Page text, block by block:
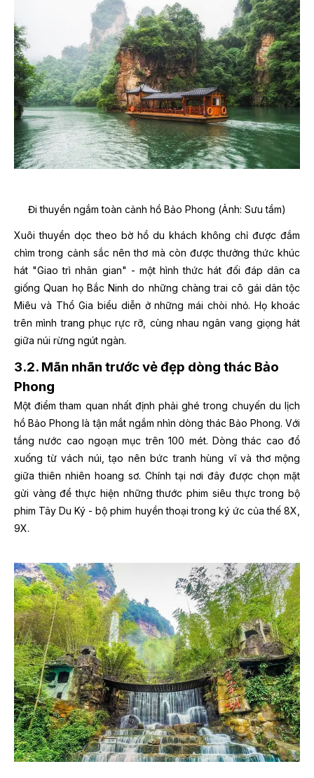
Đi thuyền ngắm toàn cảnh hồ Bảo Phong (Ảnh: Sưu tầm)
Xuôi thuyền dọc theo bờ hồ du khách không chỉ được đắm
chìm trong cảnh sắc nên thơ mà còn được thưởng thức khúc
hát "Giao trì nhân gian" - một hình thức hát đối đáp dân ca
giống Quan họ Bắc Ninh do những chàng trai cô gái dân tộc
Miêu và Thổ Gia biểu diễn ở những mái chòi nhỏ. Họ khoác
trên mình trang phục rực rỡ, cùng nhau ngân vang giọng hát
giữa núi rừng ngút ngàn.
3.2. Mãn nhãn trước vẻ đẹp dòng thác Bảo
Phong
Một điểm tham quan nhất định phải ghé trong chuyến du lịch
hồ Bảo Phong là tận mắt ngắm nhìn dòng thác Bảo Phong. Với
tầng nước cao ngoạn mục trên 100 mét. Dòng thác cao đổ
xuống từ vách núi, tạo nên bức tranh hùng vĩ và thơ mộng
giữa thiên nhiên hoang sơ. Chính tại nơi đây được chọn mặt
gửi vàng để thực hiện những thước phim siêu thực trong bộ
phim Tây Du Ký - bộ phim huyền thoại trong ký ức của thế 8X,
9X.